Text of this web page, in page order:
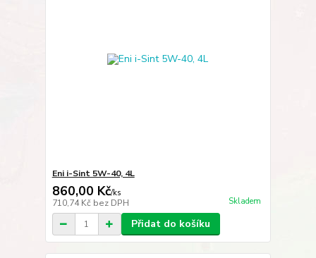
Eni i-Sint 5W-40, 4L
860,00 Kč/ks
710,74 Kč bez DPH Skladem
Přidat do košíku